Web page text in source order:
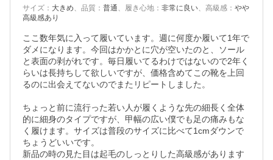
サイズ ： 大きめ、 品質 ： 普通、 履き心地 ： 非常に良い、 高級感 ： やや
高級感あり
ここ数年気に入って履いています。週に何度か履いて1年で
ダメになります。今回はかかとに穴が空いたのと、ソール
と表面の剥がれです。毎日履いてるわけではないので2年く
らいは長持ちして欲しいですが、価格含めてこの靴を上回
るのに出会えてないのでまたリピートしました。
ちょっと前に流行った若い人が履くような先の細長く全体
的に細身のタイプですが、甲幅の広い僕でも足の痛みもな
く履けます。サイズは普段のサイズに比べて1cmダウンで
ちょうどいいです。
新品の時の見た目は起毛のしっとりした高級感があります